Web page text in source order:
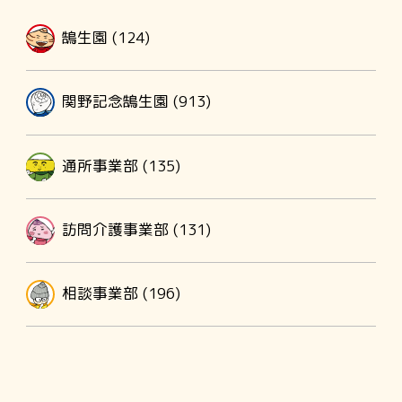
鵠生園 (124)
関野記念鵠生園 (913)
通所事業部 (135)
訪問介護事業部 (131)
相談事業部 (196)